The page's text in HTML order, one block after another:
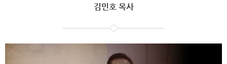
김민호 목사